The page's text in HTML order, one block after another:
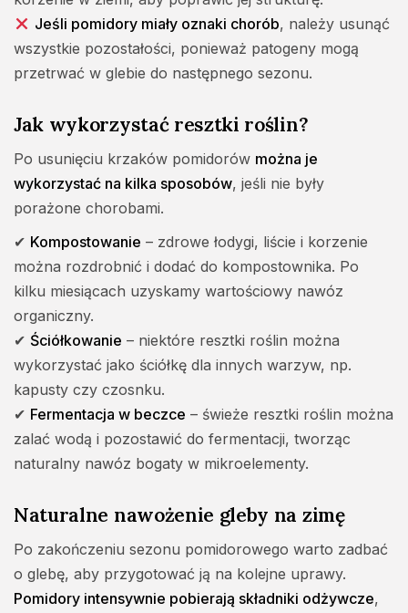
Jeśli pomidory miały oznaki chorób, należy usunąć
wszystkie pozostałości, ponieważ patogeny mogą
przetrwać w glebie do następnego sezonu.
Jak wykorzystać resztki roślin?
Po usunięciu krzaków pomidorów można je
wykorzystać na kilka sposobów, jeśli nie były
porażone chorobami.
✔ Kompostowanie – zdrowe łodygi, liście i korzenie
można rozdrobnić i dodać do kompostownika. Po
kilku miesiącach uzyskamy wartościowy nawóz
organiczny.
✔ Ściółkowanie – niektóre resztki roślin można
wykorzystać jako ściółkę dla innych warzyw, np.
kapusty czy czosnku.
✔ Fermentacja w beczce – świeże resztki roślin można
zalać wodą i pozostawić do fermentacji, tworząc
naturalny nawóz bogaty w mikroelementy.
Naturalne nawożenie gleby na zimę
Po zakończeniu sezonu pomidorowego warto zadbać
o glebę, aby przygotować ją na kolejne uprawy.
Pomidory intensywnie pobierają składniki odżywcze,